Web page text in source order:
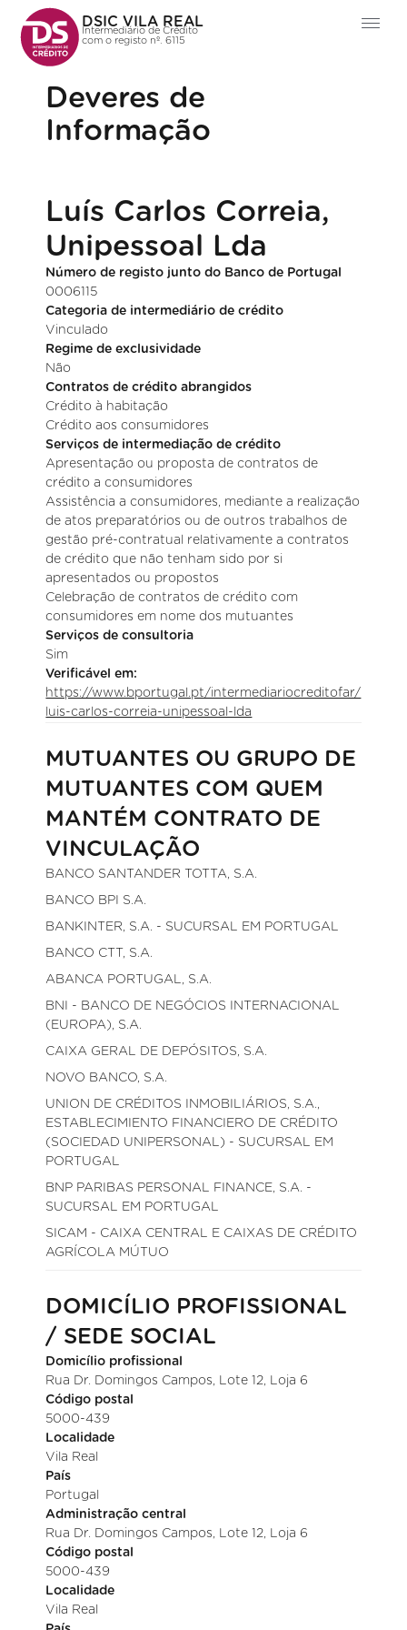
DSIC VILA REAL
Intermediário de Crédito
com o registo nº. 6115
Deveres de
Informação
Luís Carlos Correia,
Unipessoal Lda
Número de registo junto do Banco de Portugal
0006115
Categoria de intermediário de crédito
Vinculado
Regime de exclusividade
Não
Contratos de crédito abrangidos
Crédito à habitação
Crédito aos consumidores
Serviços de intermediação de crédito
Apresentação ou proposta de contratos de
crédito a consumidores
Assistência a consumidores, mediante a realização
de atos preparatórios ou de outros trabalhos de
gestão pré-contratual relativamente a contratos
de crédito que não tenham sido por si
apresentados ou propostos
Celebração de contratos de crédito com
consumidores em nome dos mutuantes
Serviços de consultoria
Sim
Verificável em:
https://www.bportugal.pt/intermediariocreditofar/
luis-carlos-correia-unipessoal-lda
MUTUANTES OU GRUPO DE
MUTUANTES COM QUEM
MANTÉM CONTRATO DE
VINCULAÇÃO
BANCO SANTANDER TOTTA, S.A.
BANCO BPI S.A.
BANKINTER, S.A. - SUCURSAL EM PORTUGAL
BANCO CTT, S.A.
ABANCA PORTUGAL, S.A.
BNI - BANCO DE NEGÓCIOS INTERNACIONAL
(EUROPA), S.A.
CAIXA GERAL DE DEPÓSITOS, S.A.
NOVO BANCO, S.A.
UNION DE CRÉDITOS INMOBILIÁRIOS, S.A.,
ESTABLECIMIENTO FINANCIERO DE CRÉDITO
(SOCIEDAD UNIPERSONAL) - SUCURSAL EM
PORTUGAL
BNP PARIBAS PERSONAL FINANCE, S.A. -
SUCURSAL EM PORTUGAL
SICAM - CAIXA CENTRAL E CAIXAS DE CRÉDITO
AGRÍCOLA MÚTUO
DOMICÍLIO PROFISSIONAL
/ SEDE SOCIAL
Domicílio profissional
Rua Dr. Domingos Campos, Lote 12, Loja 6
Código postal
5000-439
Localidade
Vila Real
País
Portugal
Administração central
Rua Dr. Domingos Campos, Lote 12, Loja 6
Código postal
5000-439
Localidade
Vila Real